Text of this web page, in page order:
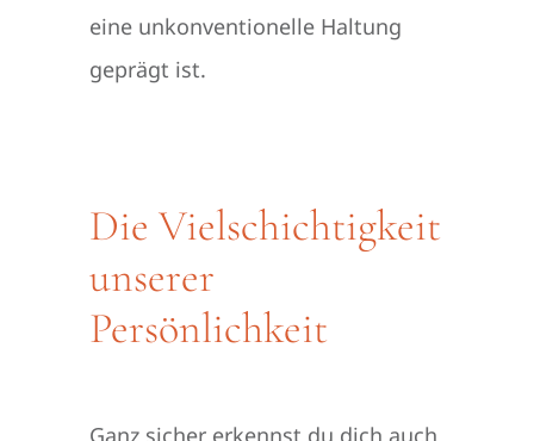
eine unkonventionelle Haltung
geprägt ist.
Die Vielschichtigkeit
unserer
Persönlichkeit
Ganz sicher erkennst du dich auch